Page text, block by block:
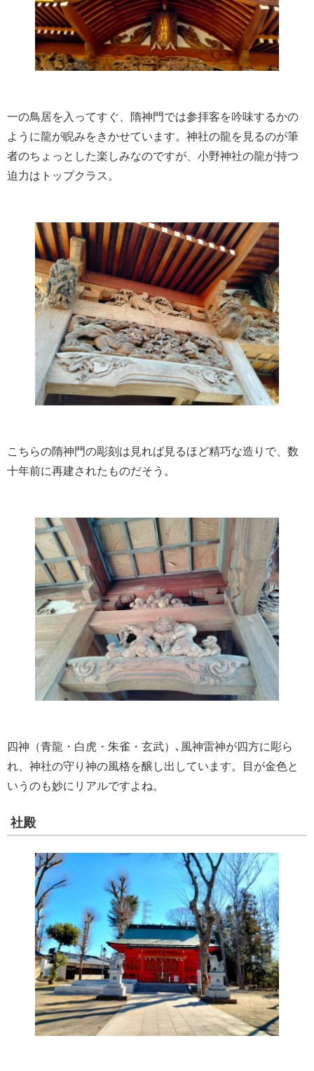
一の鳥居を入ってすぐ、隋神門では参拝客を吟味するかの
ように龍が睨みをきかせています。神社の龍を見るのが筆
者のちょっとした楽しみなのですが、小野神社の龍が持つ
迫力はトップクラス。
こちらの隋神門の彫刻は見れば見るほど精巧な造りで、数
十年前に再建されたものだそう。
四神（青龍・白虎・朱雀・玄武）､風神雷神が四方に彫ら
れ、神社の守り神の風格を醸し出しています。目が金色と
いうのも妙にリアルですよね。
社殿